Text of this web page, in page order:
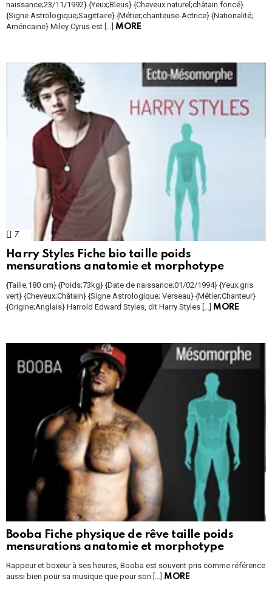
naissance;23/11/1992} {Yeux;Bleus} {Cheveux naturel;châtain foncé}
{Signe Astrologique;Sagittaire} {Métier;chanteuse-Actrice} {Nationalité;
Américaine} Miley Cyrus est […]
MORE
7 Comments
Harry Styles Fiche bio taille poids
mensurations anatomie et morphotype
{Taille;180 cm} {Poids;73kg} {Date de naissance;01/02/1994} {Yeux;gris
vert} {Cheveux;Châtain} {Signe Astrologique; Verseau} {Métier;Chanteur}
{Origine;Anglais} Harrold Edward Styles, dit Harry Styles […]
MORE
Booba Fiche physique de rêve taille poids
mensurations anatomie et morphotype
Rappeur et boxeur à ses heures, Booba est souvent pris comme référence
aussi bien pour sa musique que pour son […]
MORE